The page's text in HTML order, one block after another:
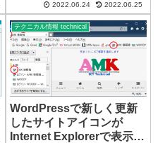
います。最近（2022/05～
2022/06） Windows11 の更新プ
ログ...
2022.06.24 2022.06.25
テクニカル情報 technical
WordPressで新しく更新
したサイトアイコンが
Internet Explorerで表示さ